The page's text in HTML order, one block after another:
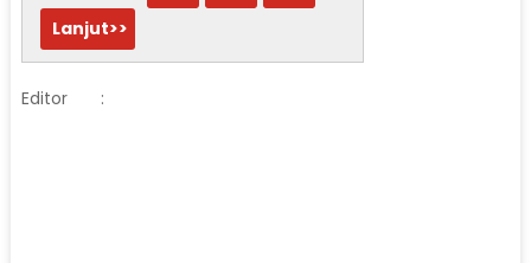
Lanjut>>
Editor :